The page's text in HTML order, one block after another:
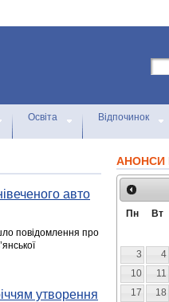
Освіта Відпочинок
авто
повідомлення про
утворення
АНОНСИ
Пн Вт
3
4
10
11
17
18